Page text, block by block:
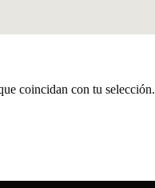
coincidan con tu selección.